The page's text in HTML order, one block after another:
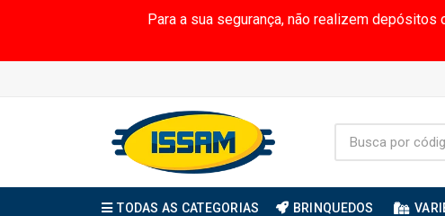
Para a sua segurança, não realizem
TODAS AS CATEGORIAS BRINQUEDOS